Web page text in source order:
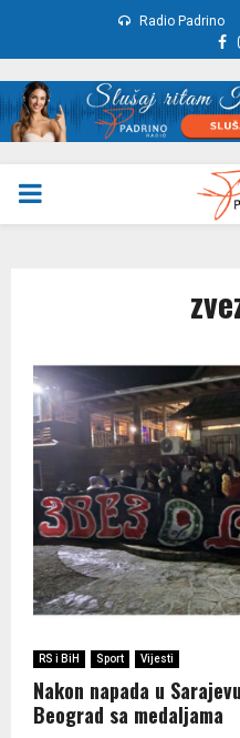
Radio Padrino
PRIMARY
RS i BiH Sport Vijesti
Nakon napada u
Beograd sa medaljama